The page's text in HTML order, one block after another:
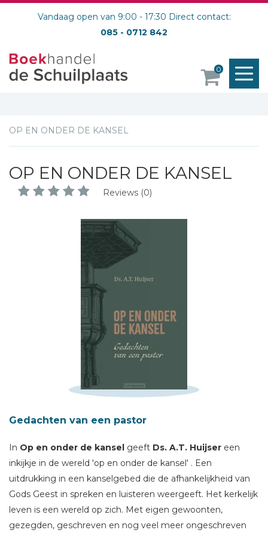
Vandaag open van 9:00 - 17:30 Direct contact:
085 - 0712 842
0
OP EN ONDER DE KANSEL
OP EN ONDER DE KANSEL
Reviews (0)
Gedachten van een pastor
In Op en onder de kansel geeft Ds. A.T. Huijser een
inkijkje in de wereld 'op en onder de kansel' . Een
uitdrukking in een kanselgebed die de afhankelijkheid van
Gods Geest in spreken en luisteren weergeeft. Het kerkelijk
leven is een wereld op zich. Met eigen gewoonten,
gezegden, geschreven en nog veel meer ongeschreven
Schrijf hieronder je review!
E-mail *
Titel *
Bericht *